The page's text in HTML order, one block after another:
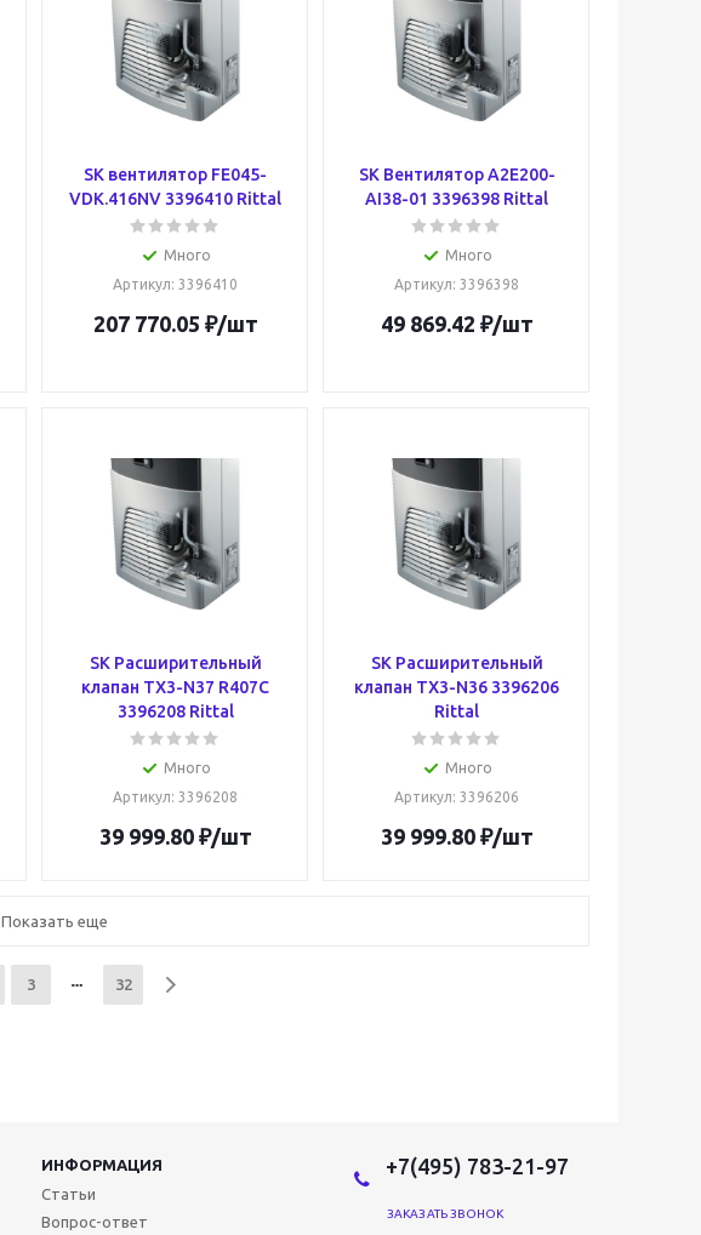
SK вентилятор FE045-
VDK.416NV 3396410 Rittal
Много
Артикул: 3396410
207 770.05 ₽/шт
SK Вентилятор A2E200-
AI38-01 3396398 Rittal
Много
Артикул: 3396398
49 869.42 ₽/шт
SK Расширительный
клапан TX3-N37 R407C
3396208 Rittal
Много
Артикул: 3396208
39 999.80₽/шт
SK Расширительный
клапан TX3-N36 3396206
Rittal
Много
Артикул: 3396206
39 999.80₽/шт
Показать еще
3 32
ИНФОРМАЦИЯ
Статьи
Вопрос-ответ
+7(495) 783-21-97
ЗАКАЗАТЬ ЗВОНОК